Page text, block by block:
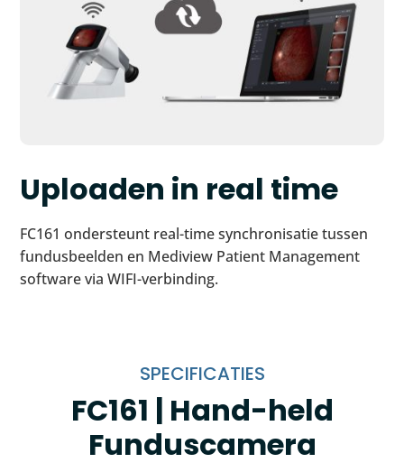
Uploaden in real time
FC161 ondersteunt real-time synchronisatie tussen
fundusbeelden en Mediview Patient Management
software via WIFI-verbinding.
SPECIFICATIES
FC161 | Hand-held
Funduscamera